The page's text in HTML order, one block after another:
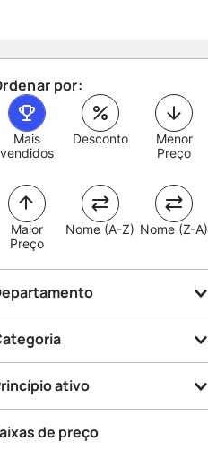
por:
Mais
vendidos
Desconto
Maior
Preço
Menor
Preço
Nome (A-Z) Nome (Z-A)
Medicamentos
Diabetes
ativo
de preço